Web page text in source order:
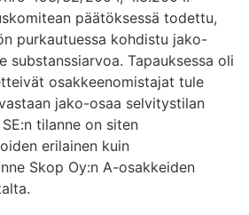
päätöksessä todettu,
purkautuessa kohdistu jako-
substanssiarvoa. Tapauksessa oli
osakkeenomistajat tule
jako-osaa selvitystilan
tilanne on siten
erilainen kuin
Skop Oy:n A-osakkeiden